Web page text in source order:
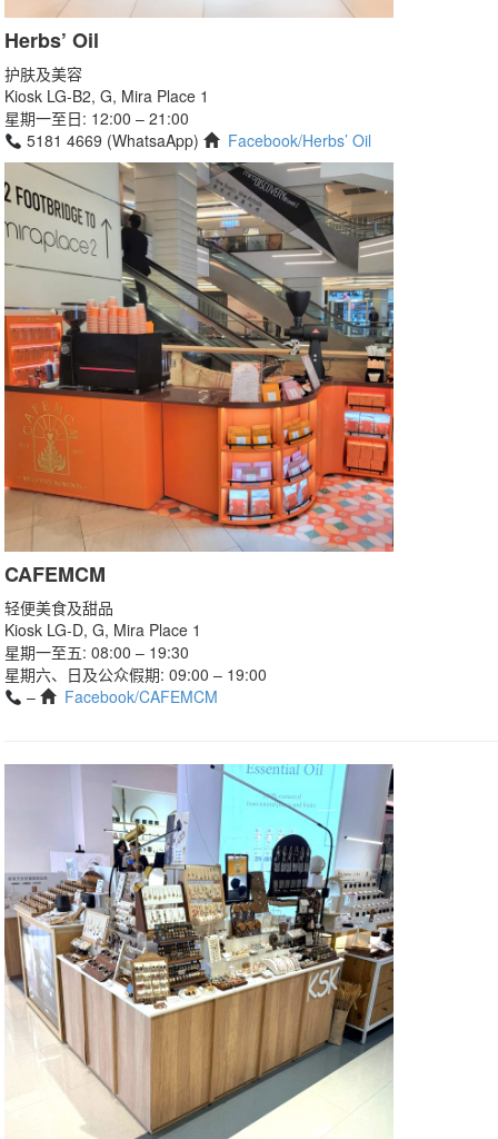
Herbs’ Oil
护肤及美容
Kiosk LG-B2, G, Mira Place 1
星期一至日: 12:00 – 21:00
5181 4669 (WhatsaApp)
Facebook/Herbs’ Oil
CAFEMCM
轻便美食及甜品
Kiosk LG-D, G, Mira Place 1
星期一至五: 08:00 – 19:30
星期六、日及公众假期: 09:00 – 19:00
–
Facebook/CAFEMCM